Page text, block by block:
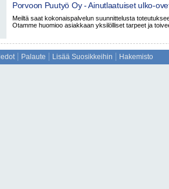
Porvoon Puutyö Oy - Ainutlaatuiset ulko-
puusepäntyönä
Meiltä saat kokonaispalvelun suunnittelusta
Otamme huomioo asiakkaan yksilölliset tarpeet ja
Palaute Lisää Suosikkeihin Hakemisto